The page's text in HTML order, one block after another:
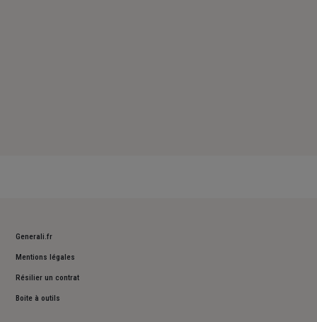
Generali.fr
Mentions légales
Résilier un contrat
Boite à outils